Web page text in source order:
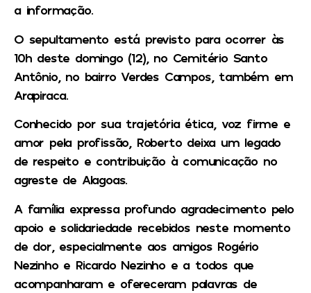
a informação.
O sepultamento está previsto para ocorrer às
10h deste domingo (12), no Cemitério Santo
Antônio, no bairro Verdes Campos, também em
Arapiraca.
Conhecido por sua trajetória ética, voz firme e
amor pela profissão, Roberto deixa um legado
de respeito e contribuição à comunicação no
agreste de Alagoas.
A família expressa profundo agradecimento pelo
apoio e solidariedade recebidos neste momento
de dor, especialmente aos amigos Rogério
Nezinho e Ricardo Nezinho e a todos que
acompanharam e ofereceram palavras de